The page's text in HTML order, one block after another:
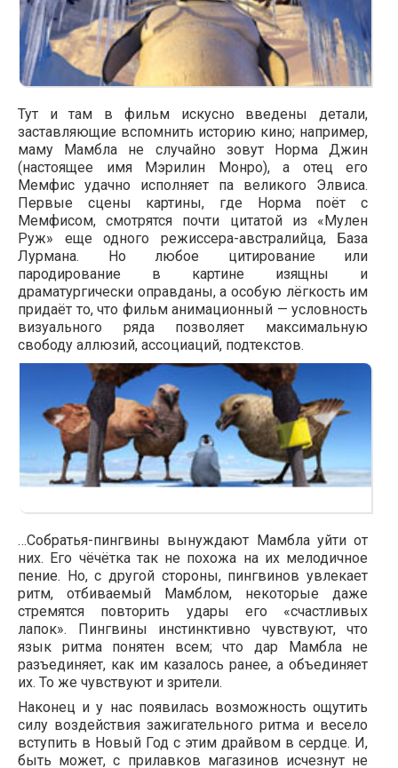
Тут и там в фильм искусно введены детали,
заставляющие вспомнить историю кино; например,
маму Мамбла не случайно зовут Норма Джин
(настоящее имя Мэрилин Монро), а отец его
Мемфис удачно исполняет па великого Элвиса.
Первые сцены картины, где Норма поёт с
Мемфисом, смотрятся почти цитатой из «Мулен
Руж» еще одного режиссера-австралийца, База
Лурмана. Но любое цитирование или
пародирование в картине изящны и
драматургически оправданы, а особую лёгкость им
придаёт то, что фильм анимационный — условность
визуального ряда позволяет максимальную
свободу аллюзий, ассоциаций, подтекстов.
…Собратья-пингвины вынуждают Мамбла уйти от
них. Его чёчётка так не похожа на их мелодичное
пение. Но, с другой стороны, пингвинов увлекает
ритм, отбиваемый Мамблом, некоторые даже
стремятся повторить удары его «счастливых
лапок». Пингвины инстинктивно чувствуют, что
язык ритма понятен всем; что дар Мамбла не
разъединяет, как им казалось ранее, а объединяет
их. То же чувствуют и зрители.
Наконец и у нас появилась возможность ощутить
силу воздействия зажигательного ритма и весело
вступить в Новый Год с этим драйвом в сердце. И,
быть может, с прилавков магазинов исчезнут не